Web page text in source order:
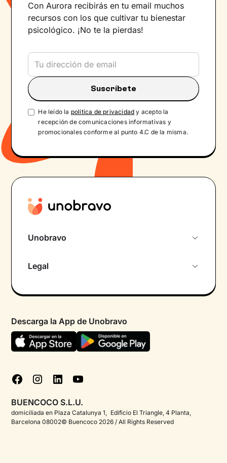
Con Aurora recibirás en tu email muchos
recursos con los que cultivar tu bienestar
psicológico. ¡No te la pierdas!
He leído la política de privacidad y acepto la
recepción de comunicaciones informativas y
promocionales conforme al punto 4.C de la misma.
Unobravo
Psicólogo por chat
Ayuda urgente
FAQ
Corporate
Psicólogos para españoles en el extranjero
Legal
Política de privacidad
Declaración de accesibilidad
Gestionar cookies
Descarga la App de Unobravo
BUENCOCO S.L.U.
domiciliada en Plaza Catalunya 1, Edificio El Triangle, 4 Planta,
Barcelona 08002© Buencoco 2026 / All Rights Reserved